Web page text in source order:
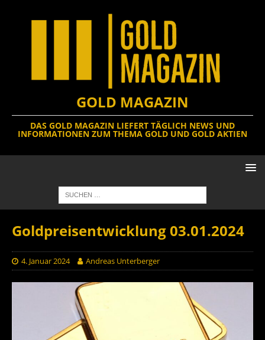
GOLD MAGAZIN
DAS GOLD MAGAZIN LIEFERT TÄGLICH NEWS UND
INFORMATIONEN ZUM THEMA GOLD UND GOLD AKTIEN
Goldpreisentwicklung 03.01.2024
4. Januar 2024 Andreas Unterberger